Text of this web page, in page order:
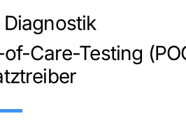
Diagnostik
Care-Testing